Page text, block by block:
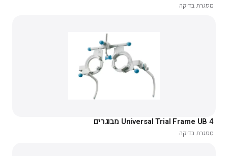
מסגרת בדיקה
Universal Trial Frame UB 4 מבוגרים
מסגרת בדיקה